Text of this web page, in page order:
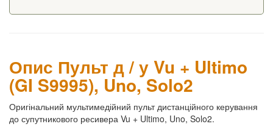
Опис Пульт д / у Vu + Ultimo
(GI S9995), Uno, Solo2
Оригінальний мультимедійний пульт дистанційного керування
до супутникового ресивера Vu + Ultimo, Uno, Solo2.